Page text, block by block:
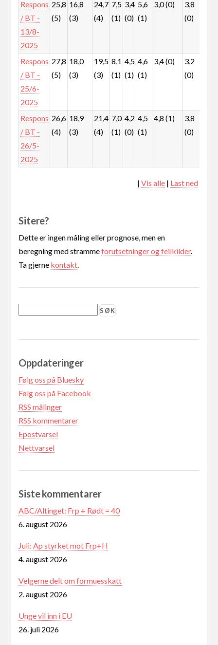
Respons
/ BT -
13/8-
2025
25,8
(5)
16,8
(3)
24,7
(4)
7,5
(1)
3,4
(0)
5,6
(1)
3,0 (0)
3,8
(0)
Respons
/ BT -
25/6-
2025
27,8
(5)
18,0
(3)
19,5
(3)
8,1
(1)
4,5
(1)
4,6
(1)
3,4 (0)
3,2
(0)
Respons
/ BT -
26/5-
2025
26,6
(4)
18,9
(3)
21,4
(4)
7,0
(1)
4,2
(0)
4,5
(1)
4,8 (1)
3,8
(0)
|Vis alle | Last ned
Sitere?
Dette er ingen måling eller prognose, men en
beregning med strammeforutsetninger og feilkilder.
Ta gjerne kontakt
Oppdateringer
Følg oss på Bluesky
Følg oss på Facebook
RSS målinger
RSS kommentarer
Epostvarsel
Nettvarsel
Siste kommentarer
ABC/Altinget: Frp + Rødt = 40
6. august 2026
Juli: Ap styrket mot Frp+H
4. august 2026
Velgerne delt om formuesskatt
2. august 2026
Unge vil inn i EU
26. juli 2026